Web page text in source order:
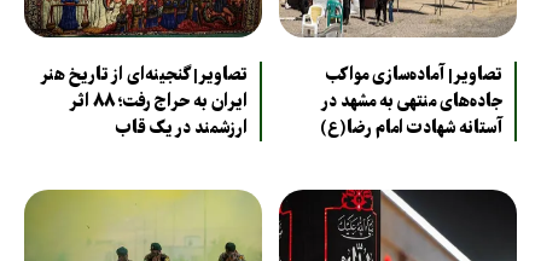
تصاویر| آماده‌سازی مواکب
جاده‌های منتهی به مشهد در
آستانه شهادت امام رضا(ع)
تصاویر| گنجینه‌ای از تاریخ هنر
ایران به حراج رفت؛ ۸۸ اثر
ارزشمند در یک قاب